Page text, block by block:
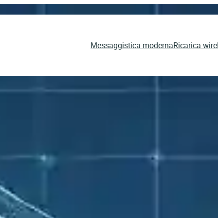
Messaggistica modernaRicarica